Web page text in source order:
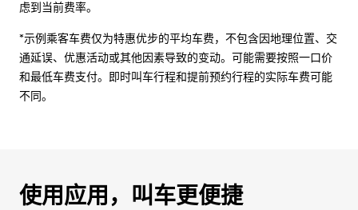
虑到当前费率。
*示例乘客车费仅为特惠优步的平均车费，不包含因地理位置、交
通延误、优惠活动或其他因素导致的变动。可能需要按照一口价
和最低车费支付。即时叫车行程和提前预约行程的实际车费可能
不同。
使用应用，叫车更便捷